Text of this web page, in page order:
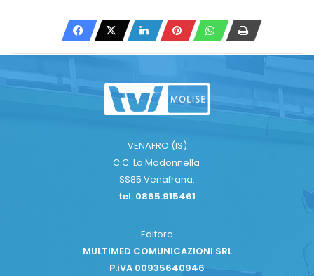
VENAFRO (IS)
C.C. La Madonnella
SS85 Venafrana.
tel. 0865.915461
Editore
MULTIMED COMUNICAZIONI SRL
P.iVA 00935640946